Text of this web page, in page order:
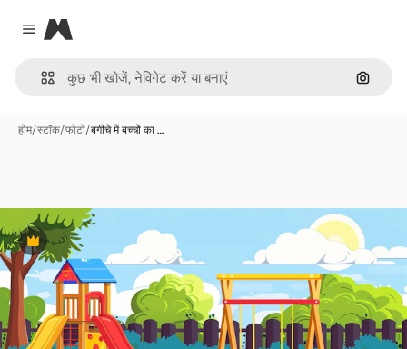
Close menu
Magnific
इमेज से
होम/स्टॉक/फोटो/बगीचे में बच्चों का …
Premium